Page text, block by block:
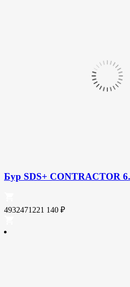
Бур SDS+ CONTRACTOR
4932471221 140 ₽